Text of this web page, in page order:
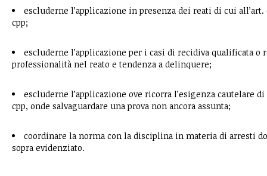
escluderne l’applicazione in presenza dei reati di cui
cpp;
escluderne l’applicazione per i casi di recidiva qualificata o
professionalità nel reato e tendenza a delinquere;
escluderne l’applicazione ove ricorra l’esigenza cautelare di
cpp, onde salvaguardare una prova non ancora assunta;
coordinare la norma con la disciplina in materia di arresti
sopra evidenziato.